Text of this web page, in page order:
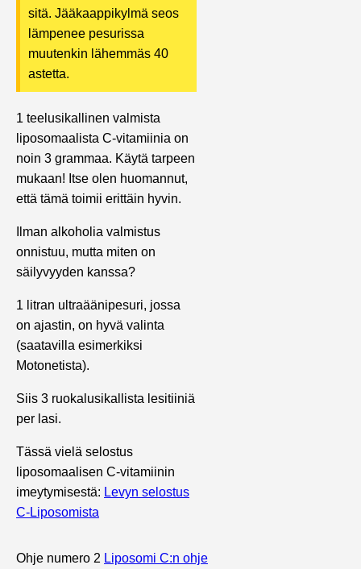
sitä. Jääkaappikylmä seos
lämpenee pesurissa
muutenkin lähemmäs 40
astetta.
1 teelusikallinen valmista
liposomaalista C-vitamiinia on
noin 3 grammaa. Käytä tarpeen
mukaan! Itse olen huomannut,
että tämä toimii erittäin hyvin.
Ilman alkoholia valmistus
onnistuu, mutta miten on
säilyvyyden kanssa?
1 litran ultraäänipesuri, jossa
on ajastin, on hyvä valinta
(saatavilla esimerkiksi
Motonetista).
Siis 3 ruokalusikallista lesitiiniä
per lasi.
Tässä vielä selostus
liposomaalisen C-vitamiinin
imeytymisestä: Levyn selostus
C-Liposomista
Ohje numero 2 Liposomi C:n ohje